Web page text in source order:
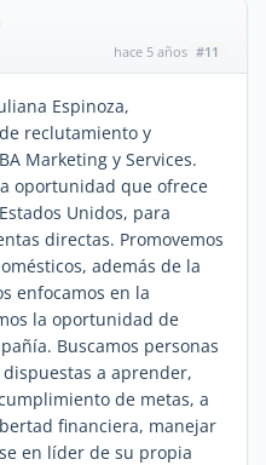
hace 5 años #11
Espinoza,
reclutamiento y
Marketing y Services.
oportunidad que ofrece
Unidos, para
directas. Promovemos
además de la
enfocamos en la
la oportunidad de
Buscamos personas
a aprender,
de metas, a
financiera, manejar
en líder de su propia